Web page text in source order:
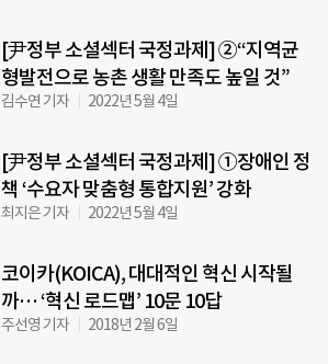
[尹정부 소셜섹터 국정과제] ②“지역균
형발전으로 농촌 생활 만족도 높일 것”
김수연 기자 2022년 5월 4일
[尹정부 소셜섹터 국정과제] ①장애인 정
책 ‘수요자 맞춤형 통합지원’ 강화
최지은 기자 2022년 5월 4일
코이카(KOICA), 대대적인 혁신 시작될
까… ‘혁신 로드맵’ 10문 10답
주선영 기자 2018년 2월 6일